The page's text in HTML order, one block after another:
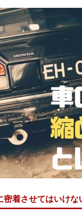
密着させてはいけな